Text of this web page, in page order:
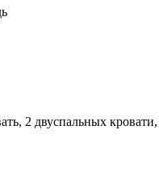
2 двуспальных